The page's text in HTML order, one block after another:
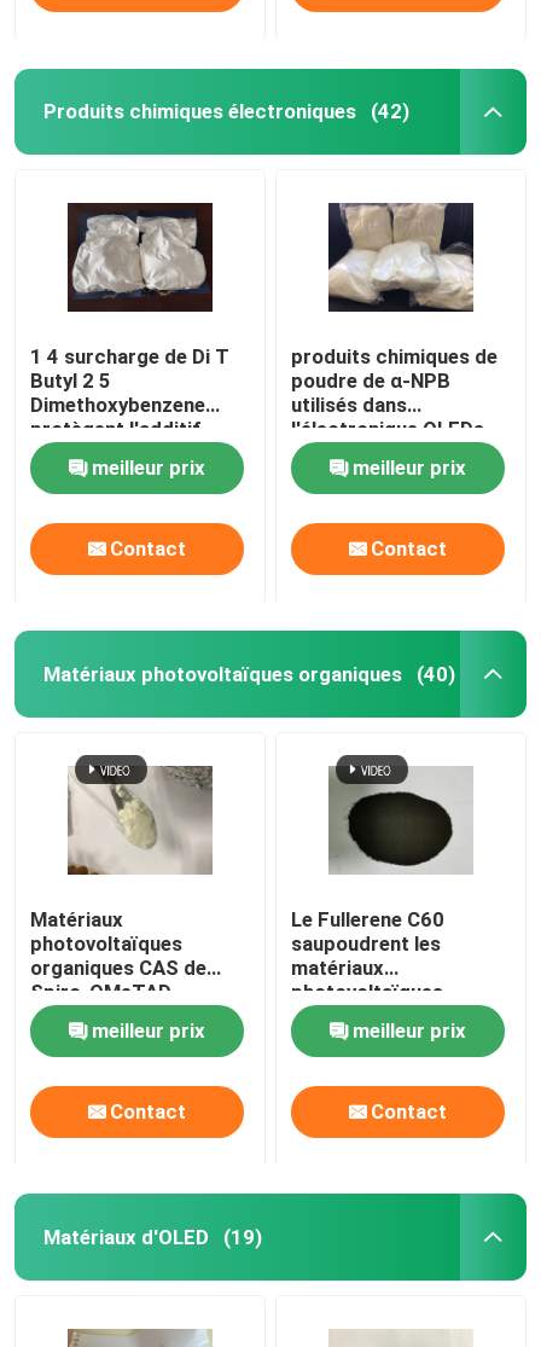
Produits chimiques électroniques (42)
1 4 surcharge de Di T
Butyl 2 5
Dimethoxybenzene
protègent l'additif
d'électrolyte
meilleur prix
Contact
produits chimiques de
poudre de α-NPB
utilisés dans
l'électronique OLEDs
CAS 123847-85-8
meilleur prix
Contact
Matériaux photovoltaïques organiques (40)
Matériaux
photovoltaïques
organiques CAS de
Spiro-OMeTAD
207739-72-8
C81H68N4O8
meilleur prix
Contact
Le Fullerene C60
saupoudrent les
matériaux
photovoltaïques
organiques CAS
99685-96-8meilleur prix
Contact
Matériaux d'OLED (19)